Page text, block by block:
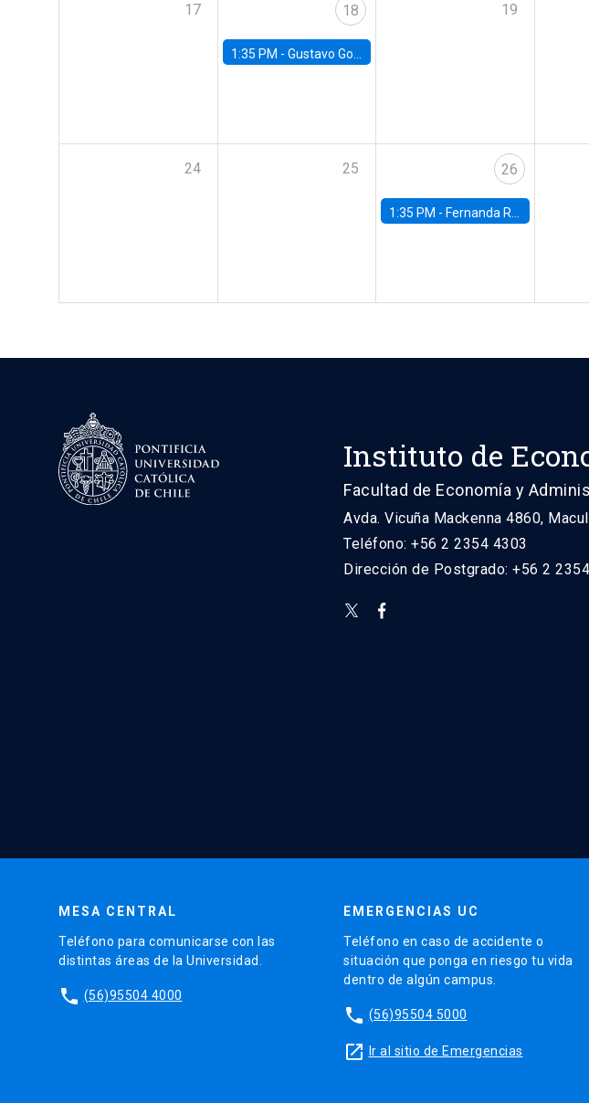
17 18
1:35 PM - Gustavo González, Banco Central de Chile
19
24 25 26
1:35 PM - Fernanda Rojas Ampuero, University of Wisconsin-Madison
Instituto de
Facultad de Economía y
Avda. Vicuña Mackenna 4860,
Teléfono: +56 2 2354 4303
Dirección de Postgrado: +56 2
MESA CENTRAL
Teléfono para comunicarse con las
distintas áreas de la Universidad.
phone (56)95504 4000
EMERGENCIAS UC
Teléfono en caso de accidente o
situación que ponga en riesgo tu vida
dentro de algún campus.
phone (56)95504 5000
launch Ir al sitio de Emergencias